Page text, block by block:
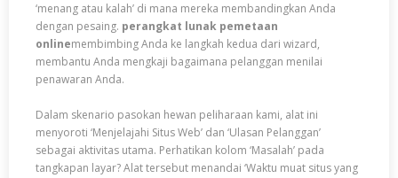
‘menang atau kalah’ di mana mereka membandingkan Anda
dengan pesaing. perangkat lunak pemetaan
onlinemembimbing Anda ke langkah kedua dari wizard,
membantu Anda mengkaji bagaimana pelanggan menilai
penawaran Anda.
Dalam skenario pasokan hewan peliharaan kami, alat ini
menyoroti ‘Menjelajahi Situs Web’ dan ‘Ulasan Pelanggan’
sebagai aktivitas utama. Perhatikan kolom ‘Masalah’ pada
tangkapan layar? Alat tersebut menandai ‘Waktu muat situs yang